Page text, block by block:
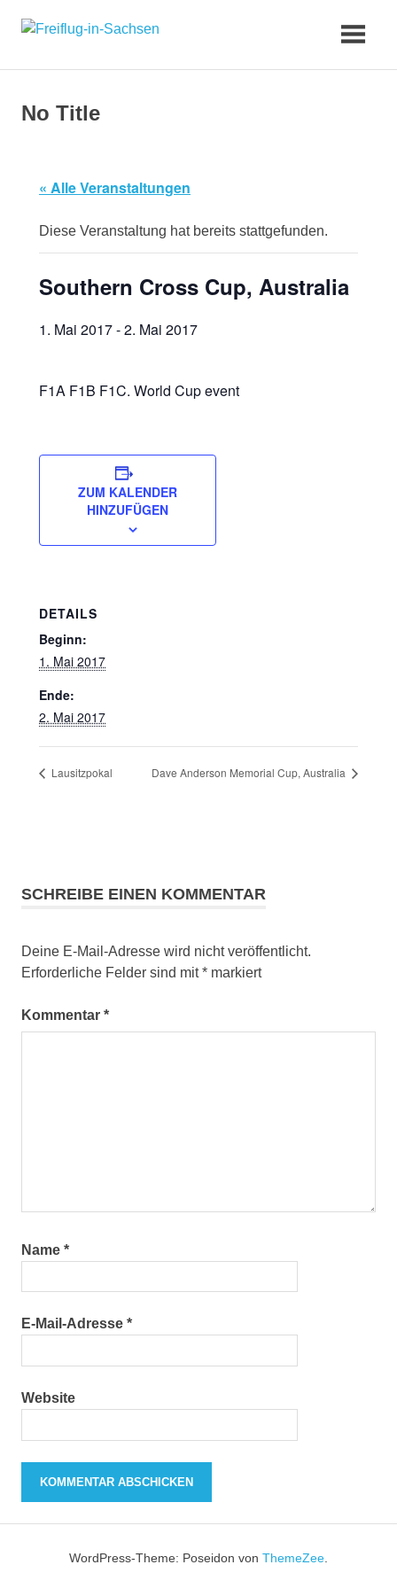
Inhalt
in-
No Title
« Alle Veranstaltungen
Diese Veranstaltung hat bereits stattgefunden.
Southern Cross Cup, Australia
1. Mai 2017-2. Mai 2017
F1A F1B F1C. World Cup event
ZUM KALENDER
HINZUFÜGEN
DETAILS
Beginn:
1. Mai 2017
Ende:
2. Mai 2017
Lausitzpokal Dave Anderson Memorial Cup, Australia
SCHREIBE EINEN KOMMENTAR
Deine E-Mail-Adresse wird nicht veröffentlicht.
Erforderliche Felder sind mit* markiert
Kommentar *
Name *
E-Mail-Adresse *
Website
WordPress-Theme: Poseidon von ThemeZee